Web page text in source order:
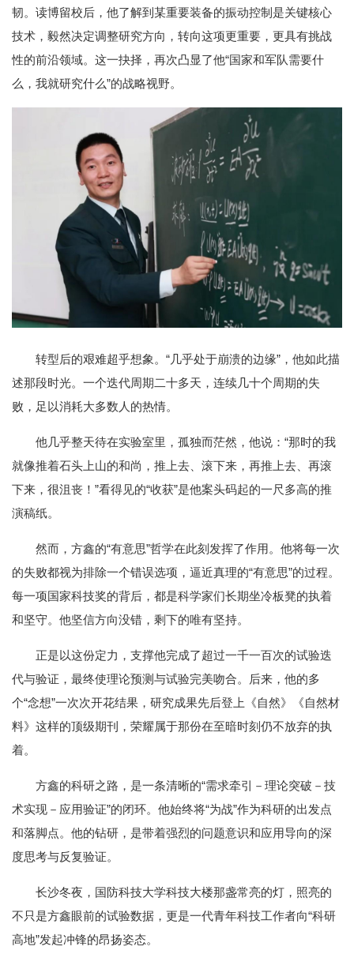
韧。读博留校后，他了解到某重要装备的振动控制是关键核心
技术，毅然决定调整研究方向，转向这项更重要，更具有挑战
性的前沿领域。这一抉择，再次凸显了他“国家和军队需要什
么，我就研究什么”的战略视野。
转型后的艰难超乎想象。“几乎处于崩溃的边缘”，他如此描
述那段时光。一个迭代周期二十多天，连续几十个周期的失
败，足以消耗大多数人的热情。
他几乎整天待在实验室里，孤独而茫然，他说：“那时的我
就像推着石头上山的和尚，推上去、滚下来，再推上去、再滚
下来，很沮丧！”看得见的“收获”是他案头码起的一尺多高的推
演稿纸。
然而，方鑫的“有意思”哲学在此刻发挥了作用。他将每一次
的失败都视为排除一个错误选项，逼近真理的“有意思”的过程。
每一项国家科技奖的背后，都是科学家们长期坐冷板凳的执着
和坚守。他坚信方向没错，剩下的唯有坚持。
正是以这份定力，支撑他完成了超过一千一百次的试验迭
代与验证，最终使理论预测与试验完美吻合。后来，他的多
个“念想”一次次开花结果，研究成果先后登上《自然》《自然材
料》这样的顶级期刊，荣耀属于那份在至暗时刻仍不放弃的执
着。
方鑫的科研之路，是一条清晰的“需求牵引－理论突破－技
术实现－应用验证”的闭环。他始终将“为战”作为科研的出发点
和落脚点。他的钻研，是带着强烈的问题意识和应用导向的深
度思考与反复验证。
长沙冬夜，国防科技大学科技大楼那盏常亮的灯，照亮的
不只是方鑫眼前的试验数据，更是一代青年科技工作者向“科研
高地”发起冲锋的昂扬姿态。